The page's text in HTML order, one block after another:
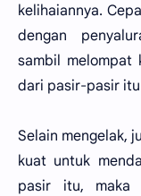
kelihaiannya.
dengan
sambil melompat
dari pasir-pasir
Selain mengelak,
kuat untuk
pasir itu, maka